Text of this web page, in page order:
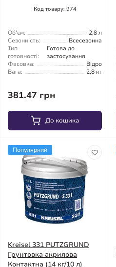
Код товару: 974
Об'єм:
2,8 л
Сезонність:
Всесезонна
Тип
готовності:
Готова до
застосування
Фасовка:
Відро
Вага:
2,8 кг
381.47 грн
До кошика
Популярний
Kreisel 331 PUTZGRUND
Грунтовка акрилова
Контактна (14 кг/10 л)